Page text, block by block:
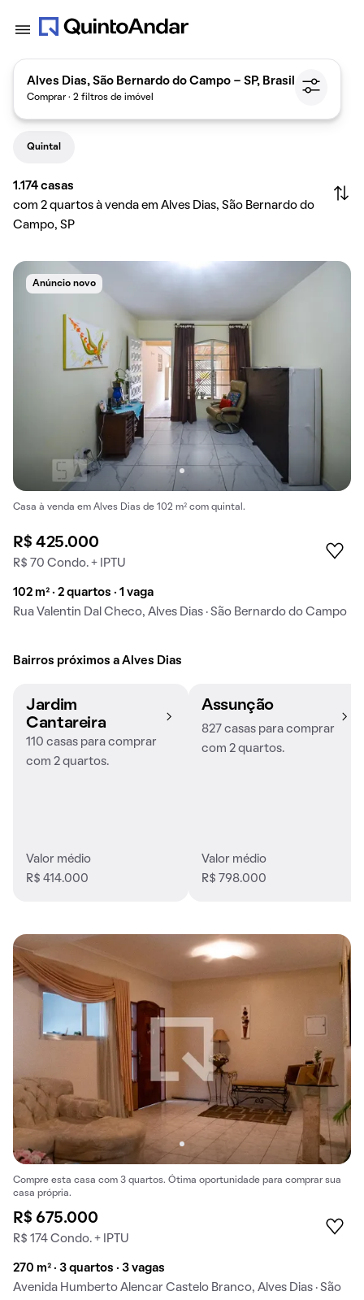
Alves Dias, São Bernardo do Campo - SP, Brasil
Comprar · 2 filtros de imóvel
Quintal
1.174 casas
com 2 quartos à venda em Alves Dias, São Bernardo do
Campo, SP
Anúncio novo
Casa à venda em Alves Dias de 102 m² com quintal.
R$ 425.000
R$ 70 Condo. + IPTU
102 m² · 2 quartos · 1 vaga
Rua Valentin Dal Checo, Alves Dias · São Bernardo do Campo
Bairros próximos a Alves Dias
Jardim
Cantareira
110 casas para comprar
com 2 quartos.
Valor médio
R$ 414.000
Assunção
827 casas para comprar
com 2 quartos.
Valor médio
R$ 798.000
Compre esta casa com 3 quartos. Ótima oportunidade para comprar sua
casa própria.
R$ 675.000
R$ 174 Condo. + IPTU
270 m² · 3 quartos · 3 vagas
Avenida Humberto Alencar Castelo Branco, Alves Dias · São